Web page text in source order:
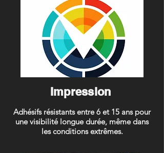
Impression
Adhésifs résistants entre 6 et 15 ans pour
une visibilité longue durée, même dans
les conditions extrêmes.